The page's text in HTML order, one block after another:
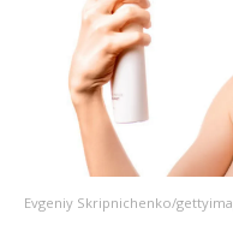
Evgeniy Skripnichenko/